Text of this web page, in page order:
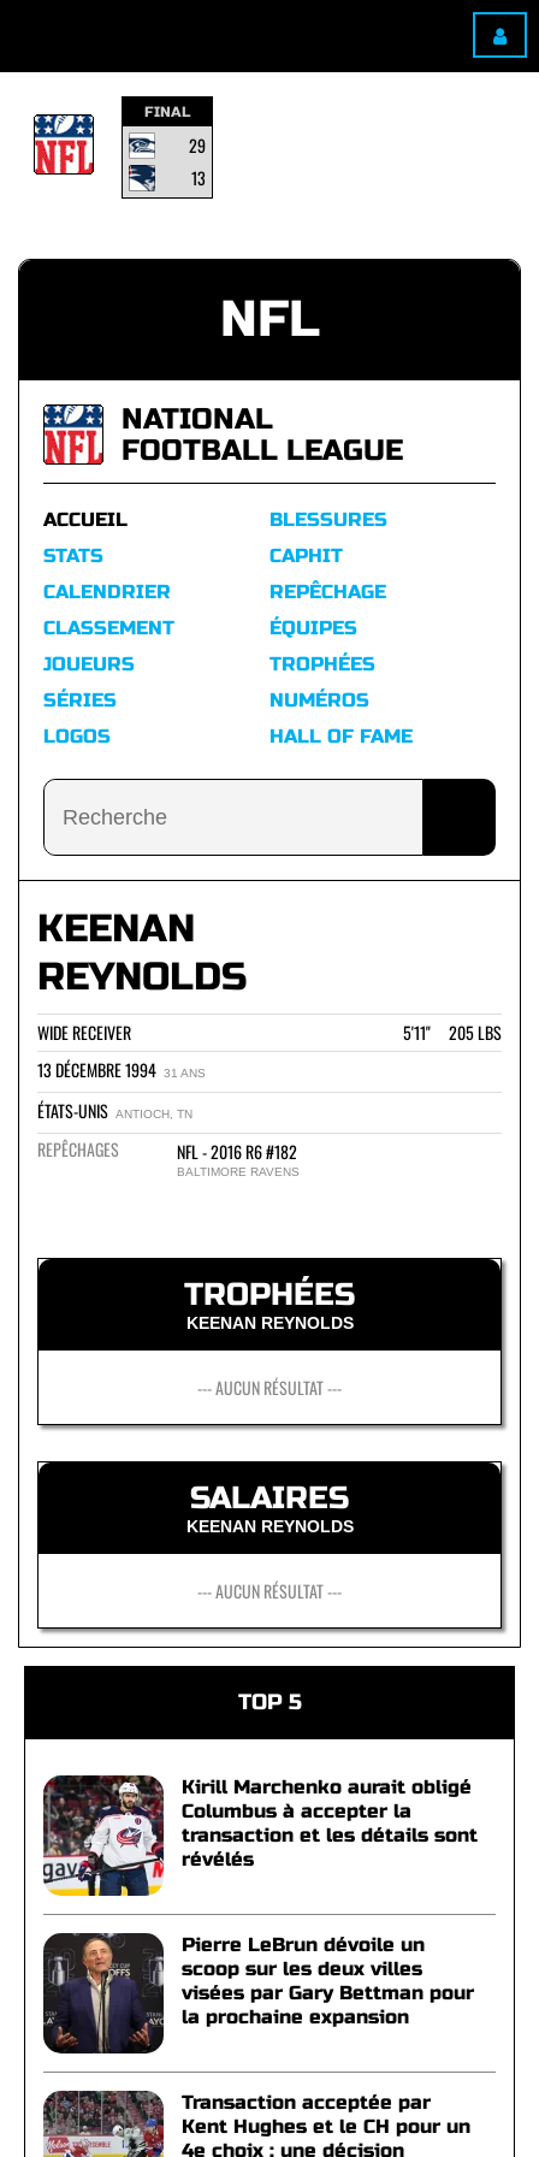
FINAL
29
13
NFL
NATIONAL
FOOTBALL LEAGUE
ACCUEIL
STATS
CALENDRIER
CLASSEMENT
BLESSURES
CAPHIT
REPÊCHAGE
ÉQUIPES
JOUEURS
SÉRIES
LOGOS
TROPHÉES
NUMÉROS
HALL OF FAME
KEENAN
REYNOLDS
WIDE RECEIVER
5'11" 205 LBS
13 DÉCEMBRE 1994 31 ANS
ÉTATS-UNIS ANTIOCH, TN
REPÊCHAGES NFL - 2016 R6 #182
BALTIMORE RAVENS
TROPHÉES
KEENAN REYNOLDS
--- AUCUN RÉSULTAT ---
SALAIRES
KEENAN REYNOLDS
--- AUCUN RÉSULTAT ---
TOP 5
Kirill Marchenko aurait obligé
Columbus à accepter la
transaction et les détails sont
révélés
Pierre LeBrun dévoile un
scoop sur les deux villes
visées par Gary Bettman pour
la prochaine expansion
Transaction acceptée par
Kent Hughes et le CH pour un
4e choix : une décision